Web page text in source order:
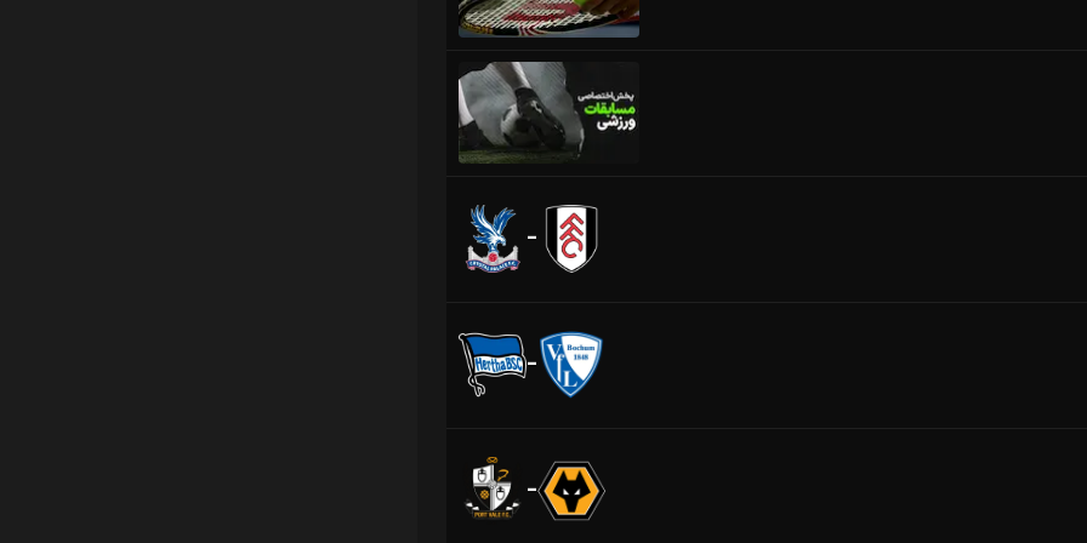
-
-
-